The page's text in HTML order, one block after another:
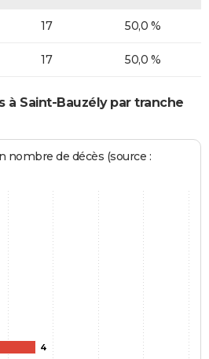
17 50,0 %
17 50,0 %
à Saint-Bauzély par tranche
nombre de décès (source :
4